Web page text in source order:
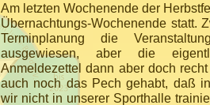
Am letzten Wochenende der
Übernachtungs-Wochenende statt.
Terminplanung die
ausgewiesen, aber die
Anmeldezettel dann aber doch
auch noch das Pech gehabt, daß
wir nicht in unserer Sporthalle